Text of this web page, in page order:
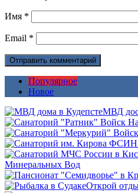
Имя *
Email *
Популярное
Новое
МВД
Минеральных Вод
Открой